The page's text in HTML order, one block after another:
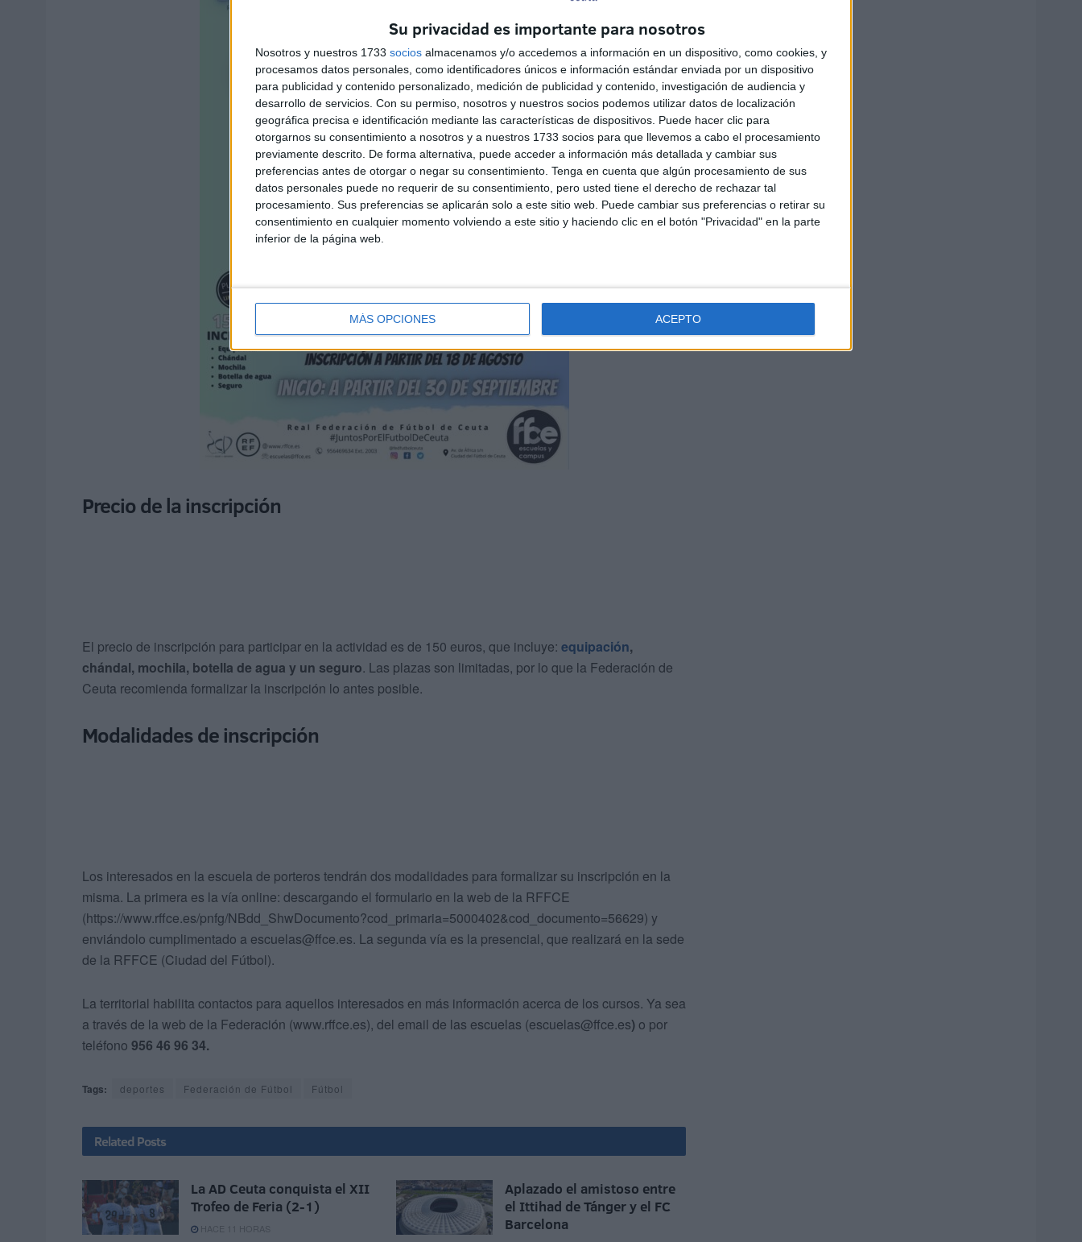
Su privacidad es importante para nosotros
Nosotros y nuestros 1733 socios almacenamos y/o accedemos a información en un dispositivo, como cookies, y
procesamos datos personales, como identificadores únicos e información estándar enviada por un dispositivo
para publicidad y contenido personalizado, medición de publicidad y contenido, investigación de audiencia y
desarrollo de servicios. Con su permiso, nosotros y nuestros socios podemos utilizar datos de localización
geográfica precisa e identificación mediante las características de dispositivos. Puede hacer clic para
otorgarnos su consentimiento a nosotros y a nuestros 1733 socios para que llevemos a cabo el procesamiento
previamente descrito. De forma alternativa, puede acceder a información más detallada y cambiar sus
preferencias antes de otorgar o negar su consentimiento. Tenga en cuenta que algún procesamiento de sus
datos personales puede no requerir de su consentimiento, pero usted tiene el derecho de rechazar tal
procesamiento. Sus preferencias se aplicarán solo a este sitio web. Puede cambiar sus preferencias o retirar su
consentimiento en cualquier momento volviendo a este sitio y haciendo clic en el botón "Privacidad" en la parte
inferior de la página web.
MÁS OPCIONES ACEPTO
Precio de la inscripción
El precio de inscripción para participar en la actividad es de 150 euros, que incluye: equipación,
chándal, mochila, botella de agua y un seguro. Las plazas son limitadas, por lo que la Federación de
Ceuta recomienda formalizar la inscripción lo antes posible.
Modalidades de inscripción
Los interesados en la escuela de porteros tendrán dos modalidades para formalizar su inscripción en la
misma. La primera es la vía online: descargando el formulario en la web de la RFFCE
(https://www.rffce.es/pnfg/NBdd_ShwDocumento?cod_primaria=5000402&cod_documento=56629) y
enviándolo cumplimentado a escuelas@ffce.es. La segunda vía es la presencial, que realizará en la sede
de la RFFCE (Ciudad del Fútbol).
La territorial habilita contactos para aquellos interesados en más información acerca de los cursos. Ya sea
a través de la web de la Federación (www.rffce.es), del email de las escuelas (escuelas@ffce.es) o por
teléfono 956 46 96 34.
Tags: deportes Federación de Fútbol Fútbol
Related Posts
La AD Ceuta conquista el XII
Trofeo de Feria (2-1)
HACE 11 HORAS
Aplazado el amistoso entre
el Ittihad de Tánger y el FC
Barcelona